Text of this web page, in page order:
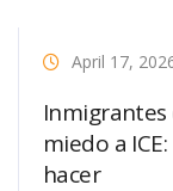
April 17,
miedo a
hacer